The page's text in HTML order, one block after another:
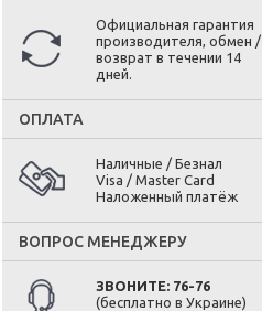
Официальная гарантия
производителя, обмен /
возврат в течении 14
дней.
ОПЛАТА
Наличные / Безнал
Visa / Master Card
Наложенный платёж
ВОПРОС МЕНЕДЖЕРУ
ЗВОНИТЕ: 76-76
(бесплатно в Украине)